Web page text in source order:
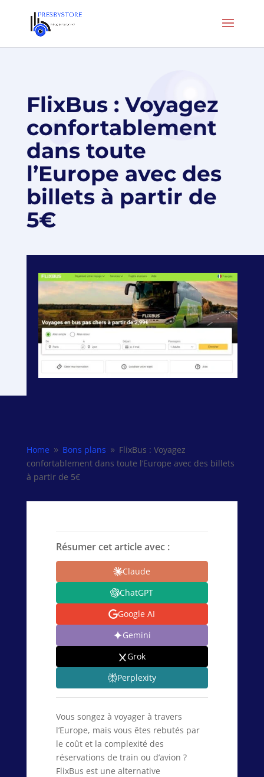
FlixBus : Voyagez
confortablement
dans toute
l’Europe avec des
billets à partir de
5€
Home 9 Bons plans 9 FlixBus : Voyagez
confortablement dans toute l’Europe avec des billets
à partir de 5€
Résumer cet article avec :
Claude
ChatGPT
Google AI
Gemini
Grok
Perplexity
Vous songez à voyager à travers
l’Europe, mais vous êtes rebutés par
le coût et la complexité des
réservations de train ou d’avion ?
FlixBus est une alternative